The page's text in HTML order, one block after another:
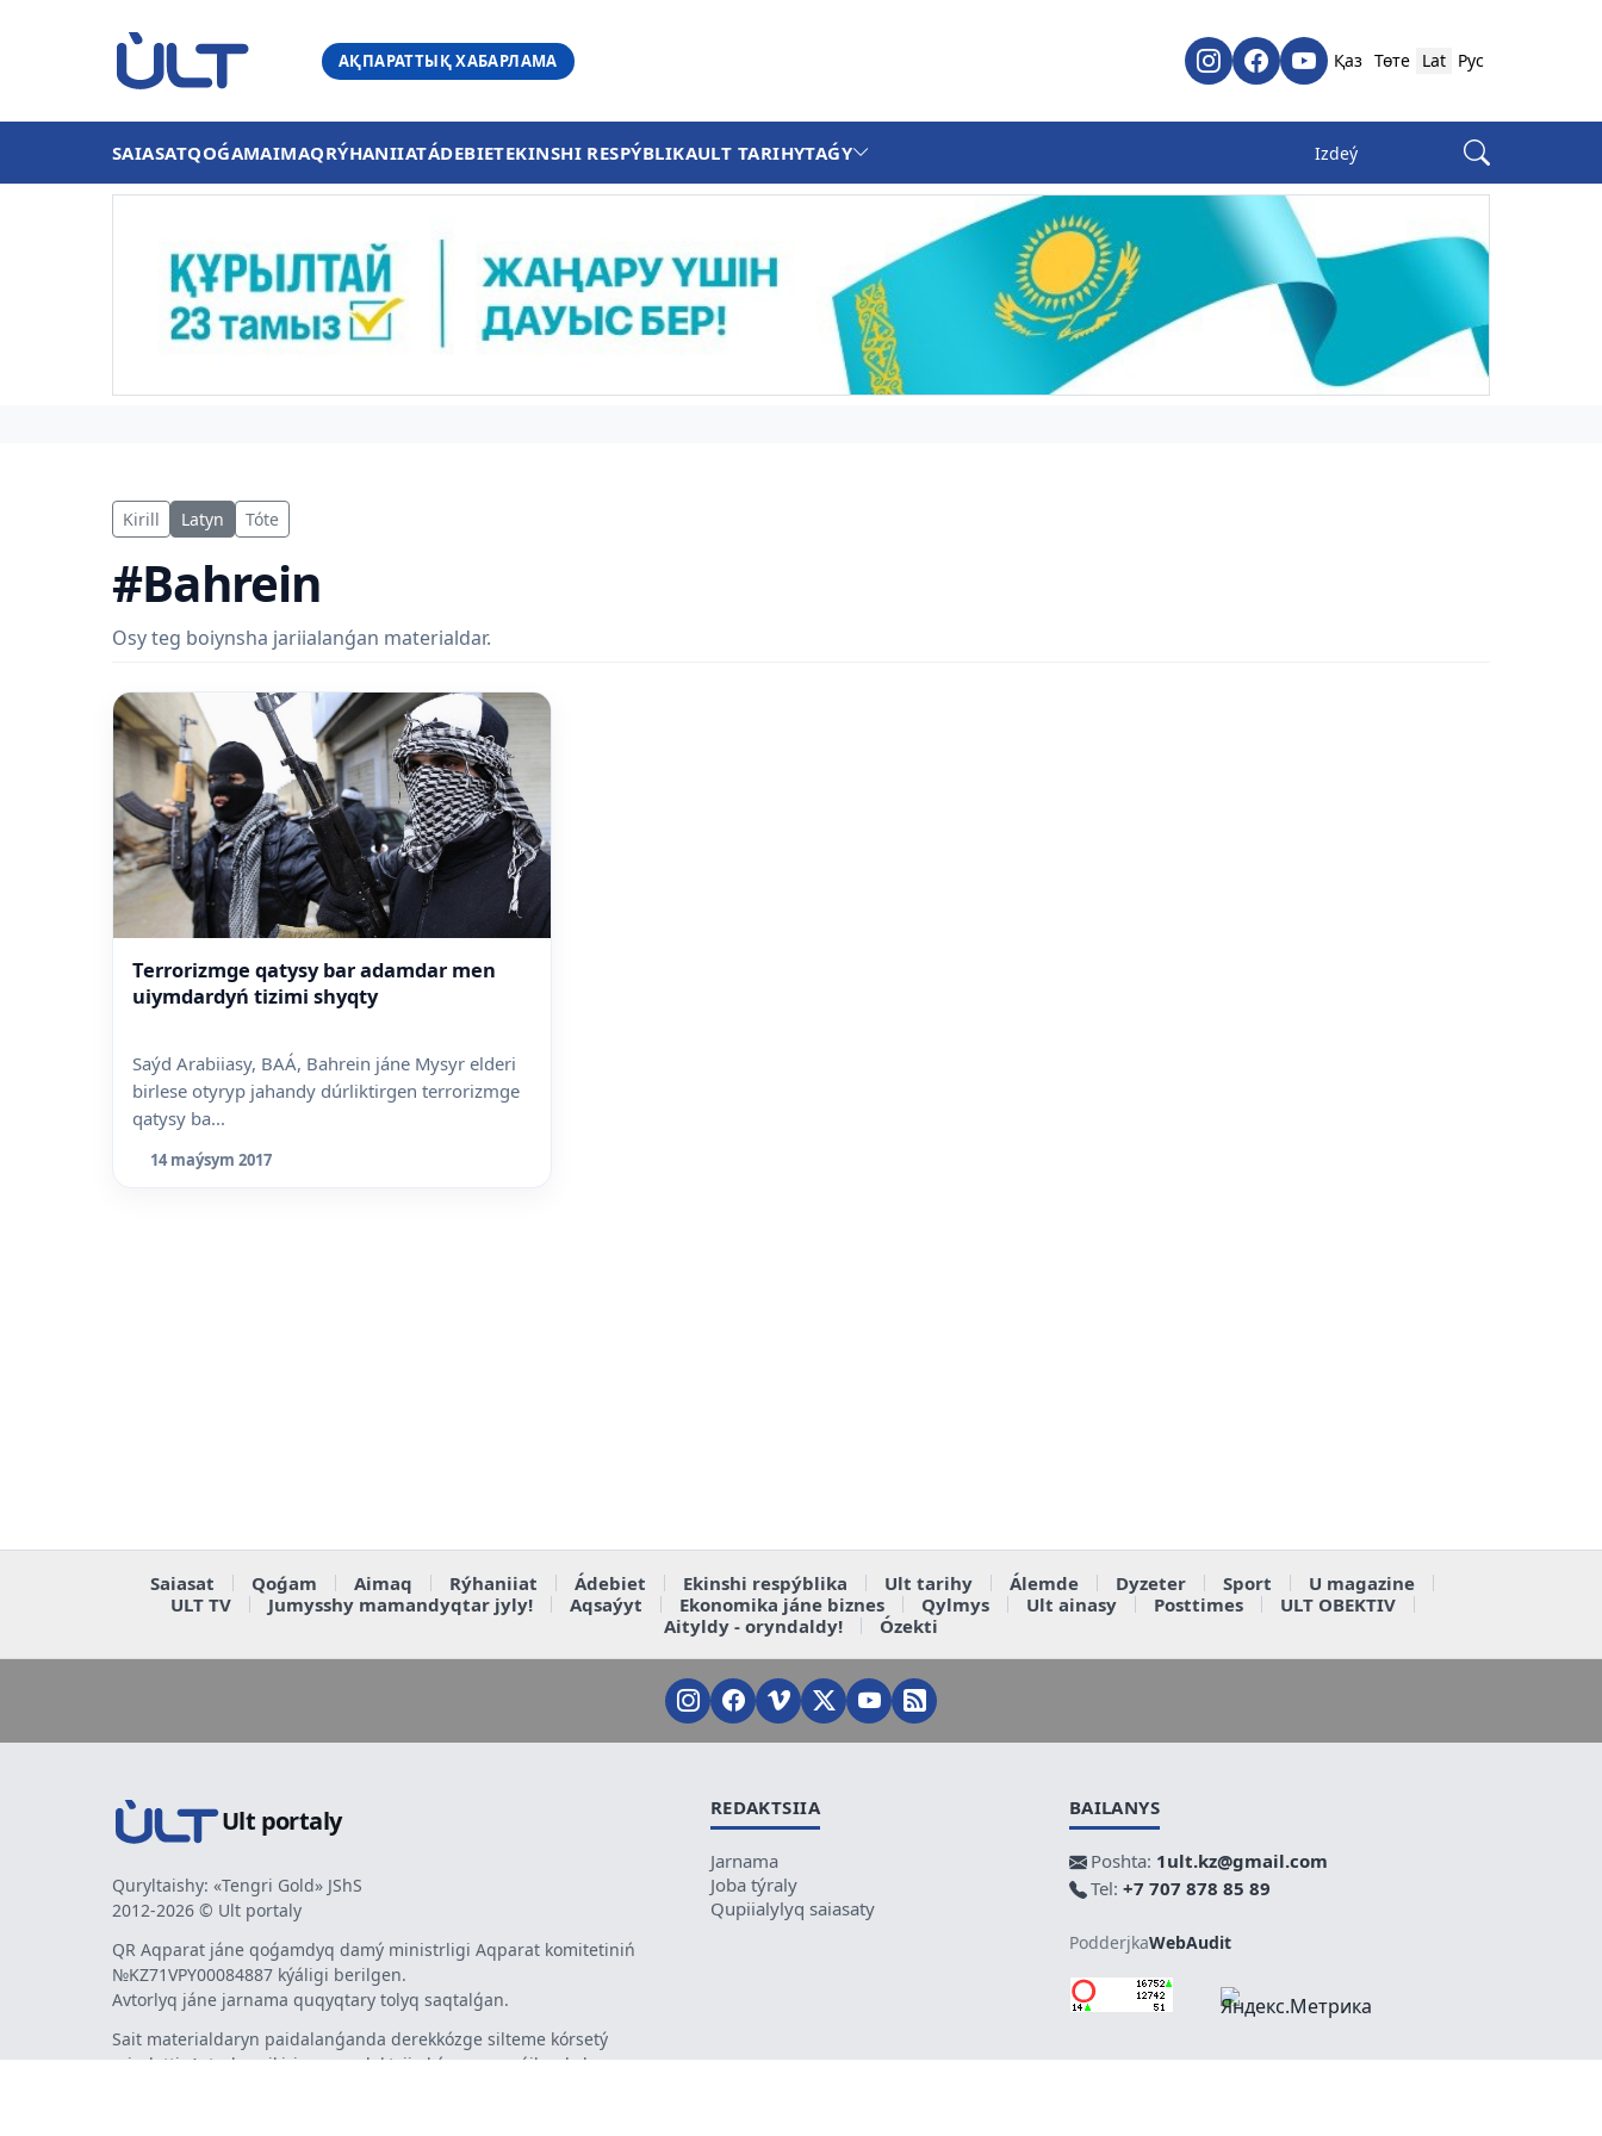
АҚПАРАТТЫҚ ХАБАРЛАМА Қаз Төте Lat Рус
SAIASATQOǴAMAIMAQRÝHANIIATÁDEBIETEKINSHI RESPÝBLIKAULT TARIHYTAǴY
Kirill Latyn Tóte
#Bahrein
Osy teg boiynsha jariialanǵan materialdar.
Terrorizmge qatysy bar adamdar men
uiymdardyń tizimi shyqty
Saýd Arabiiasy, BAÁ, Bahrein jáne Mysyr elderi
birlese otyryp jahandy dúrliktirgen terrorizmge
qatysy ba...
14 maýsym 2017
Saiasat Qoǵam Aimaq Rýhaniiat Ádebiet Ekinshi respýblika Ult tarihy Álemde Dyzeter Sport
U magazine
ULT TV
Jumysshy mamandyqtar jyly! Aqsaýyt Ekonomika jáne biznes Qylmys Ult ainasy Posttimes
ULT OBEKTIV
Aityldy - oryndaldy!
Ózekti
Ult portaly
Quryltaishy: «Tengri Gold» JShS
2012-2026 © Ult portaly
QR Aqparat jáne qoǵamdyq damý ministrligi Aqparat komitetiniń
№KZ71VPY00084887 kýáligi berilgen.
Avtorlyq jáne jarnama quqyqtary tolyq saqtalǵan.
Sait materialdaryn paidalanǵanda derekkózge silteme kórsetý
mindetti. Avtorlar pikiri men redaktsiia kózqarasy sáikes kele
REDAKTSIIA
Jarnama
Joba týraly
Qupiialylyq saiasaty
BAILANYS
Poshta: 1ult.kz@gmail.com
Tel: +7 707 878 85 89
PodderjkaWebAudit